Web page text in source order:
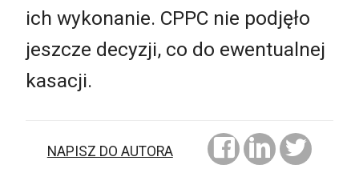
ich wykonanie. CPPC nie podjęło
jeszcze decyzji, co do ewentualnej
kasacji.
NAPISZ DO AUTORA